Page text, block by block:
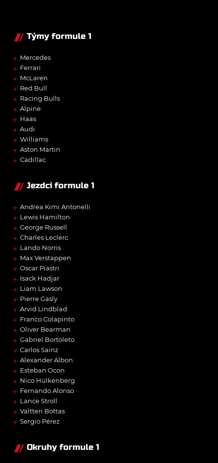
Týmy formule 1
→ Mercedes
→ Ferrari
→ McLaren
→ Red Bull
→ Racing Bulls
→ Alpine
→ Haas
→ Audi
→ Williams
→ Aston Martin
→ Cadillac
Jezdci formule 1
→ Andrea Kimi Antonelli
→ Lewis Hamilton
→ George Russell
→ Charles Leclerc
→ Lando Norris
→ Max Verstappen
→ Oscar Piastri
→ Isack Hadjar
→ Liam Lawson
→ Pierre Gasly
→ Arvid Lindblad
→ Franco Colapinto
→ Oliver Bearman
→ Gabriel Bortoleto
→ Carlos Sainz
→ Alexander Albon
→ Esteban Ocon
→ Nico Hülkenberg
→ Fernando Alonso
→ Lance Stroll
→ Valtteri Bottas
→ Sergio Pérez
Okruhy formule 1